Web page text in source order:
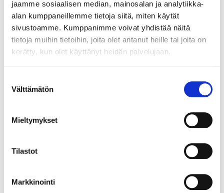
jaamme sosiaalisen median, mainosalan ja analytiikka-
alan kumppaneillemme tietoja siitä, miten käytät
sivustoamme. Kumppanimme voivat yhdistää näitä
tietoja muihin tietoihin, joita olet antanut heille tai joita on
kerätty, kun olet käyttänyt heidän palvelujaan.
valinta
Välttämätön
Mieltymykset
Tilastot
Markkinointi
TARJOAVATKO COWORKING-TILAT